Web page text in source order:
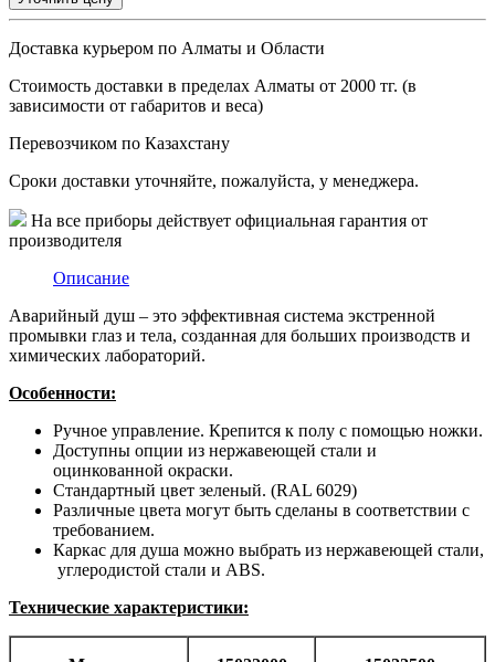
Доставка курьером по Алматы и Области
Стоимость доставки в пределах Алматы от 2000 тг. (в
зависимости от габаритов и веса)
Перевозчиком по Казахстану
Сроки доставки уточняйте, пожалуйста, у менеджера.
На все приборы действует официальная гарантия от
производителя
Описание
Аварийный душ – это эффективная система экстренной
промывки глаз и тела, созданная для больших производств и
химических лабораторий.
Особенности:
Ручное управление. Крепится к полу с помощью ножки.
Доступны опции из нержавеющей стали и
оцинкованной окраски.
Стандартный цвет зеленый. (RAL 6029)
Различные цвета могут быть сделаны в соответствии с
требованием.
Каркас для душа можно выбрать из нержавеющей стали,
углеродистой стали и ABS.
Технические характеристики: